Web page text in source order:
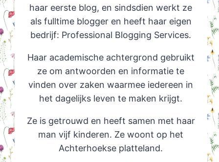
haar eerste blog, en sindsdien werkt ze
als fulltime blogger en heeft haar eigen
bedrijf: Professional Blogging Services.
Haar academische achtergrond gebruikt
ze om antwoorden en informatie te
vinden over zaken waarmee iedereen in
het dagelijks leven te maken krijgt.
Ze is getrouwd en heeft samen met haar
man vijf kinderen. Ze woont op het
Achterhoekse platteland.